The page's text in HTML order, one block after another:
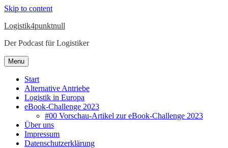
Skip to content
Logistik4punktnull
Der Podcast für Logistiker
Menu
Start
Alternative Antriebe
Logistik in Europa
eBook-Challenge 2023
#00 Vorschau-Artikel zur eBook-Challenge 2023
Über uns
Impressum
Datenschutzerklärung